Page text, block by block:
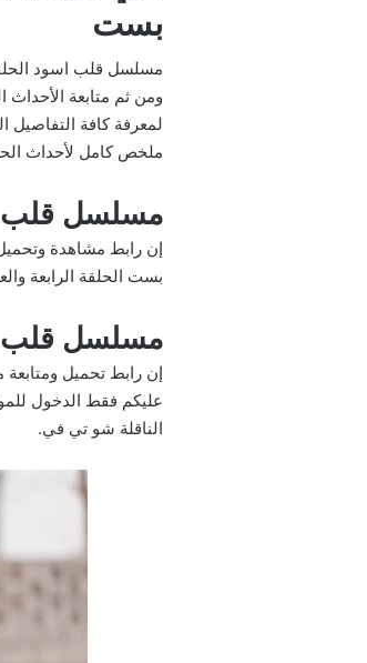
بست
ومن ثم متابعة
ملخص كامل لأحداث
مسلسل قلب اسود
بست الحلقة الرابعة
مسلسل قلب أسود
عليكم فقط الدخول
الناقلة شو تي في.